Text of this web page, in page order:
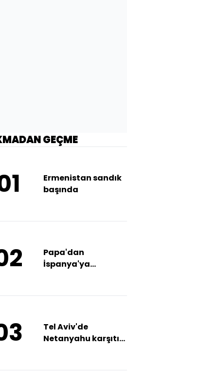
GEÇME
Ermenistan sandık
başında
Papa'dan
İspanya'ya
Tel Aviv'de
Netanyahu karşıtı